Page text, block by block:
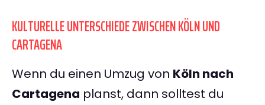
KULTURELLE UNTERSCHIEDE ZWISCHEN KÖLN UND
CARTAGENA
Wenn du einen Umzug von Köln nach
Cartagena planst, dann solltest du